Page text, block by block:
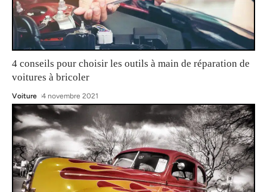
4 conseils pour choisir les outils à main de réparation de
voitures à bricoler
Voiture 4 novembre 2021